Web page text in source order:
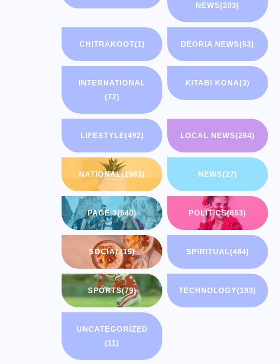
NEWS(203)
CHITRAKOOT(1) DEORIA NEWS(53)
INTERNATIONAL
(72)
KITABI KONA(3)
LIFESTYLE(492) LOCAL NEWS(264)
NATIONAL(1963) NEWS(27)
PAGE 3(540) POLITICS(653)
SOCIAL(15) SPIRITUAL(484)
SPORTS(79) TECHNOLOGY(193)
UNCATEGORIZED
(11)